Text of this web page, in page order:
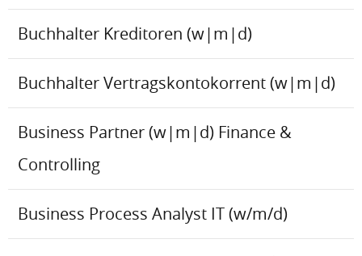
Buchhalter Kreditoren (w|m|d)
Buchhalter Vertragskontokorrent (w|m|d)
Business Partner (w|m|d) Finance &
Controlling
Business Process Analyst IT (w/m/d)